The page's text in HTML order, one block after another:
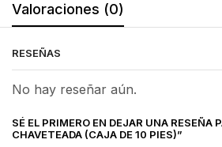
Valoraciones (0)
RESEÑAS
No hay reseñar aún.
SÉ EL PRIMERO EN DEJAR UNA RESEÑA
CHAVETEADA (CAJA DE 10 PIES)”